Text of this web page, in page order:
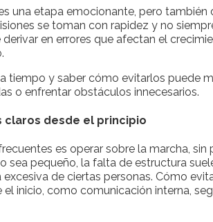
una etapa emocionante, pero también
se toman con rapidez y no
en errores que afectan el
tiempo y saber cómo evitarlos puede
o enfrentar obstáculos innecesarios.
claros desde el principio
es operar sobre la marcha, sin
sea pequeño, la falta de estructura
de ciertas personas. Cómo
inicio, como comunicación interna,